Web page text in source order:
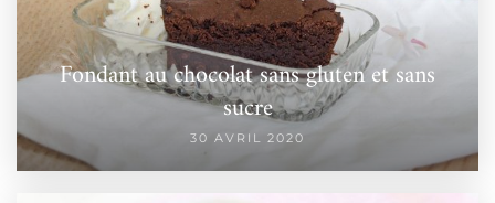
Fondant au chocolat sans gluten et sans
sucre
30 AVRIL 2020